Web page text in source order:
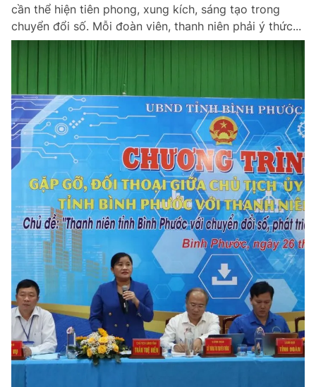
cần thể hiện tiên phong, xung kích, sáng tạo trong
chuyển đổi số. Mỗi đoàn viên, thanh niên phải ý thức...